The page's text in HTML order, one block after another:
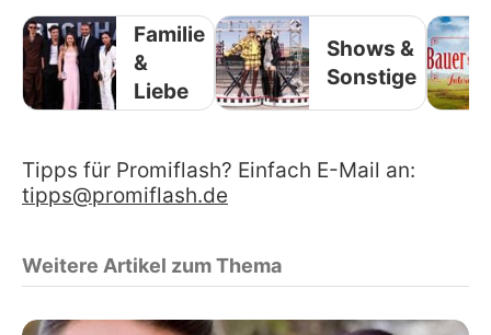
Familie
&
Liebe
Shows &
Sonstige
Tipps für Promiflash? Einfach E-Mail an:
tipps@promiflash.de
Weitere Artikel zum Thema